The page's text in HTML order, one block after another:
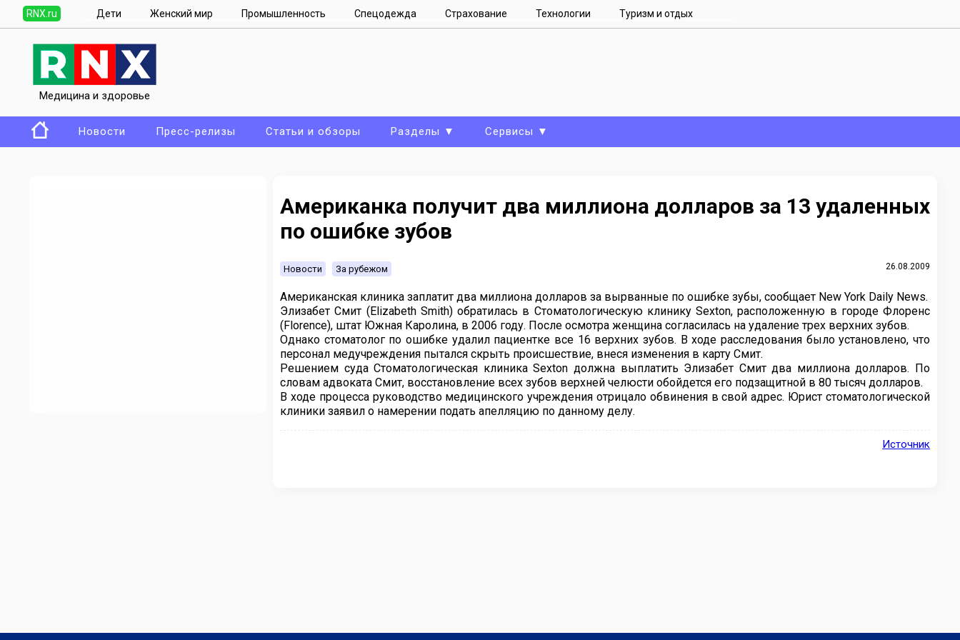
RNX.ru Дети Женский мир Промышленность Спецодежда Страхование Технологии Туризм и отдых
Медицина и здоровье
Новости Пресс-релизы Статьи и обзоры Разделы ▼ Сервисы ▼
Американка получит два миллиона долларов за 13 удаленных
по ошибке зубов
26.08.2009
Новости За рубежом
Американская клиника заплатит два миллиона долларов за вырванные по ошибке зубы, сообщает New York Daily News.
Элизабет Смит (Elizabeth Smith) обратилась в Стоматологическую клинику Sexton, расположенную в городе Флоренс
(Florence), штат Южная Каролина, в 2006 году. После осмотра женщина согласилась на удаление трех верхних зубов.
Однако стоматолог по ошибке удалил пациентке все 16 верхних зубов. В ходе расследования было установлено, что
персонал медучреждения пытался скрыть происшествие, внеся изменения в карту Смит.
Решением суда Стоматологическая клиника Sexton должна выплатить Элизабет Смит два миллиона долларов. По
словам адвоката Смит, восстановление всех зубов верхней челюсти обойдется его подзащитной в 80 тысяч долларов.
В ходе процесса руководство медицинского учреждения отрицало обвинения в свой адрес. Юрист стоматологической
клиники заявил о намерении подать апелляцию по данному делу.
Источник